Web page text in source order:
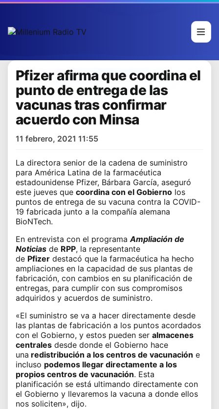
Pfizer afirma que coordina el
punto de entrega de las
vacunas tras confirmar
acuerdo con Minsa
11 febrero, 2021 11:55
La directora senior de la cadena de suministro
para América Latina de la farmacéutica
estadounidense Pfizer, Bárbara García, aseguró
este jueves que coordina con el Gobierno los
puntos de entrega de su vacuna contra la COVID-
19 fabricada junto a la compañía alemana
BioNTech.
En entrevista con el programa Ampliación de
Noticias de RPP, la representante
de Pfizer destacó que la farmacéutica ha hecho
ampliaciones en la capacidad de sus plantas de
fabricación, con cambios en su planificación de
entregas, para cumplir con sus compromisos
adquiridos y acuerdos de suministro.
«El suministro se va a hacer directamente desde
las plantas de fabricación a los puntos acordados
con el Gobierno, y estos pueden ser almacenes
centrales desde donde el Gobierno hace
una redistribución a los centros de vacunación e
incluso podemos llegar directamente a los
propios centros de vacunación. Esta
planificación se está ultimando directamente con
el Gobierno y llevaremos la vacuna a donde ellos
nos soliciten», dijo.